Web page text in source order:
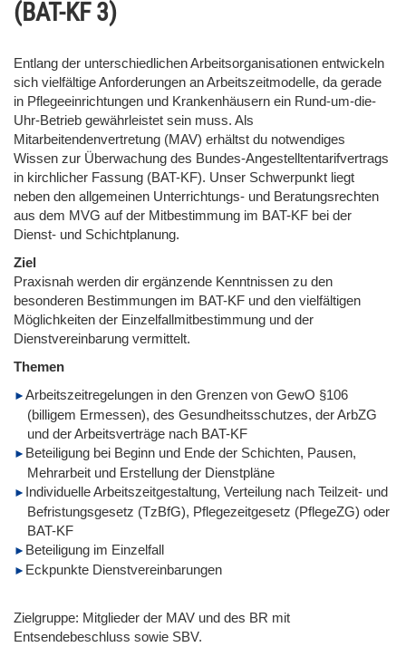
(BAT-KF 3)
Entlang der unterschiedlichen Arbeitsorganisationen entwickeln
sich vielfältige Anforderungen an Arbeitszeitmodelle, da gerade
in Pflegeeinrichtungen und Krankenhäusern ein Rund-um-die-
Uhr-Betrieb gewährleistet sein muss. Als
Mitarbeitendenvertretung (MAV) erhältst du notwendiges
Wissen zur Überwachung des Bundes-Angestelltentarifvertrags
in kirchlicher Fassung (BAT-KF). Unser Schwerpunkt liegt
neben den allgemeinen Unterrichtungs- und Beratungsrechten
aus dem MVG auf der Mitbestimmung im BAT-KF bei der
Dienst- und Schichtplanung.
Ziel
Praxisnah werden dir ergänzende Kenntnissen zu den
besonderen Bestimmungen im BAT-KF und den vielfältigen
Möglichkeiten der Einzelfallmitbestimmung und der
Dienstvereinbarung vermittelt.
Themen
Arbeitszeitregelungen in den Grenzen von GewO §106
(billigem Ermessen), des Gesundheitsschutzes, der ArbZG
und der Arbeitsverträge nach BAT-KF
Beteiligung bei Beginn und Ende der Schichten, Pausen,
Mehrarbeit und Erstellung der Dienstpläne
Individuelle Arbeitszeitgestaltung, Verteilung nach Teilzeit- und
Befristungsgesetz (TzBfG), Pflegezeitgesetz (PflegeZG) oder
BAT-KF
Beteiligung im Einzelfall
Eckpunkte Dienstvereinbarungen
Zielgruppe: Mitglieder der MAV und des BR mit
Entsendebeschluss sowie SBV.